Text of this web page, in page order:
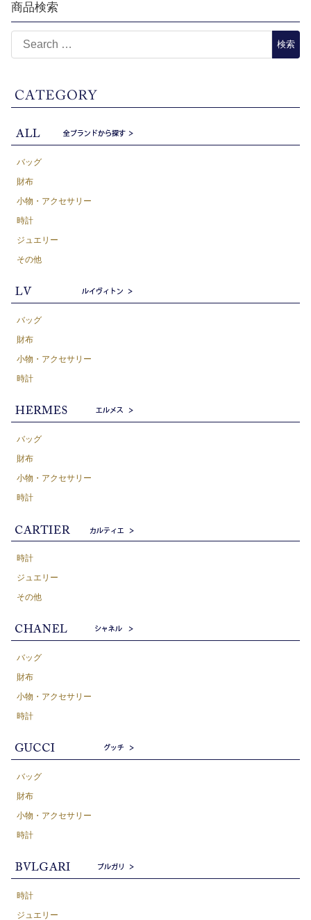
商品検索
バッグ
財布
小物・アクセサリー
時計
ジュエリー
その他
バッグ
財布
小物・アクセサリー
時計
バッグ
財布
小物・アクセサリー
時計
時計
ジュエリー
その他
バッグ
財布
小物・アクセサリー
時計
バッグ
財布
小物・アクセサリー
時計
時計
ジュエリー